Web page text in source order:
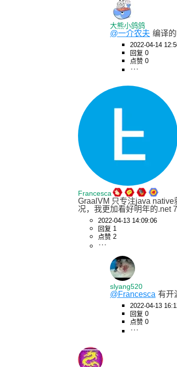
大熊小鸽鸽
@一介农夫 编译
2022-04-14
回复 0
点赞 0
Francesca
GraalVM 只专注java
况，我更加看好明年的.net
2022-04-13 14:09:06
回复 1
点赞 2
slyang520
@Francesca 有开
2022-04-13
回复 0
点赞 0